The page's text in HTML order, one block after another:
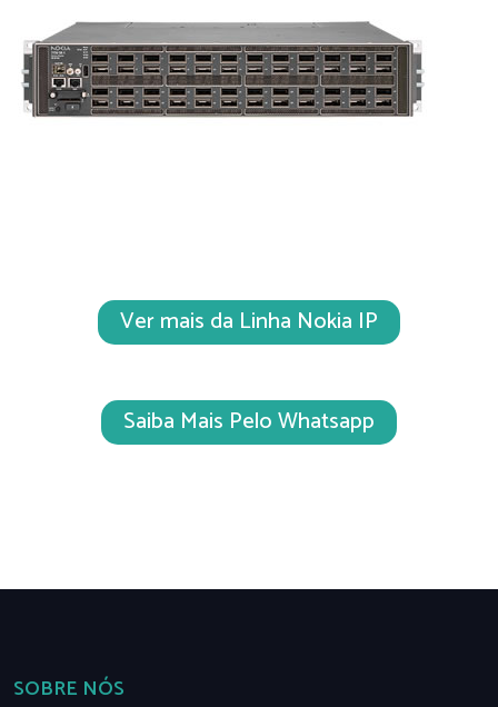
Ver mais da Linha Nokia IP
Saiba Mais Pelo Whatsapp
SOBRE NÓS